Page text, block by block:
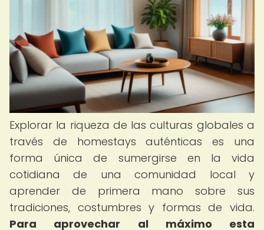
Explorar la riqueza de las culturas globales a
través de homestays auténticas es una
forma única de sumergirse en la vida
cotidiana de una comunidad local y
aprender de primera mano sobre sus
tradiciones, costumbres y formas de vida.
Para aprovechar al máximo esta